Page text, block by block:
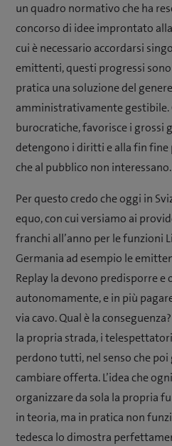
un quadro normativo che ha
concorso di idee improntato
cui è necessario accordarsi
emittenti, questi progressi sono
pratica una soluzione del
amministrativamente gestibile.
burocratiche, favorisce i grossi
detengono i diritti e alla fin fine
che al pubblico non interessano.
Per questo credo che oggi in
equo, con cui versiamo ai
franchi all’anno per le funzioni
Germania ad esempio le
Replay la devono predisporre e
autonomamente, e in più
via cavo. Qual è la
la propria strada, i
perdono tutti, nel senso che
cambiare offerta. L’idea che
organizzare da sola la propria
in teoria, ma in pratica non
tedesca lo dimostra